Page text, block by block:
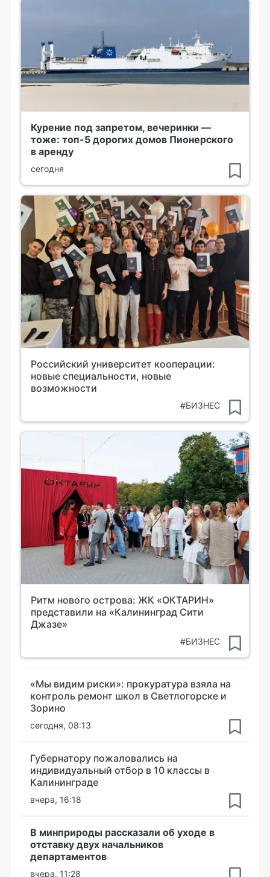
Курение под запретом, вечеринки —
тоже: топ-5 дорогих домов Пионерского
в аренду
сегодня
Российский университет кооперации:
новые специальности, новые
возможности
#БИЗНЕС
Ритм нового острова: ЖК «ОКТАРИН»
представили на «Калининград Сити
Джазе»
#БИЗНЕС
«Мы видим риски»: прокуратура взяла на
контроль ремонт школ в Светлогорске и
Зорино
сегодня, 08:13
Губернатору пожаловались на
индивидуальный отбор в 10 классы в
Калининграде
вчера, 16:18
В минприроды рассказали об уходе в
отставку двух начальников
департаментов
вчера, 11:28